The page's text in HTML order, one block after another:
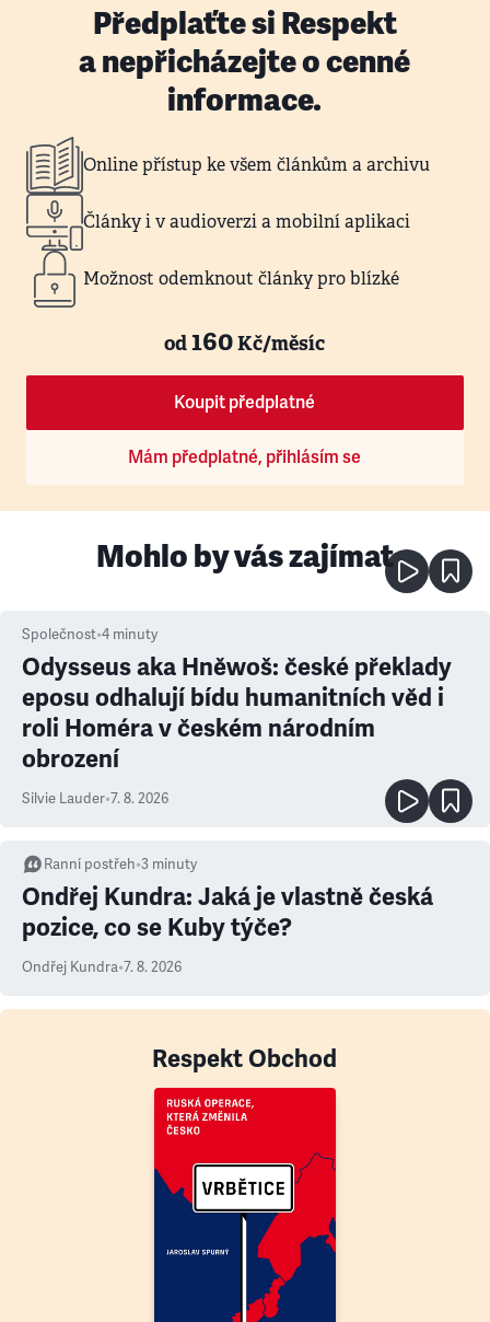
Předplaťte si Respekt
a nepřicházejte o cenné
informace.
Online přístup ke všem článkům a archivu
Články i v audioverzi a mobilní aplikaci
Možnost odemknout články pro blízké
od160Kč/měsíc
Koupit předplatné
Mám předplatné, přihlásím se
Mohlo by vás zajímat
Společnost•4 minuty
Odysseus aka Hněwoš: české překlady
eposu odhalují bídu humanitních věd i
roli Homéra v českém národním
obrození
Silvie Lauder•7. 8. 2026
Ranní postřeh•3 minuty
Ondřej Kundra: Jaká je vlastně česká
pozice, co se Kuby týče?
Ondřej Kundra•7. 8. 2026
Respekt Obchod